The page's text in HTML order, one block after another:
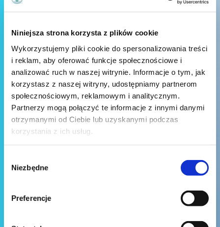
Niniejsza strona korzysta z plików cookie
Wykorzystujemy pliki cookie do spersonalizowania treści
i reklam, aby oferować funkcje społecznościowe i
analizować ruch w naszej witrynie. Informacje o tym, jak
korzystasz z naszej witryny, udostępniamy partnerom
społecznościowym, reklamowym i analitycznym.
Partnerzy mogą połączyć te informacje z innymi danymi
otrzymanymi od Ciebie lub uzyskanymi podczas
korzystania z ich usług.
zgody
Niezbędne
Preferencje
Wyślij wiadomość